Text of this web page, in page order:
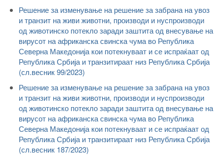
Решение за изменување на решение за забрана на увоз
и транзит на живи животни, производи и нуспроизводи
од животинско потекло заради заштита од внесување на
вирусот на африканска свинска чума во Република
Северна Македонија кои потекнуваат и се испраќаат од
Република Србија и транзитираат низ Република Србија
(сл.весник 99/2023)
Решение за изменување на решение за забрана на увоз
и транзит на живи животни, производи и нуспроизводи
од животинско потекло заради заштита од внесување на
вирусот на африканска свинска чума во Република
Северна Македонија кои потекнуваат и се испраќаат од
Република Србија и транзитираат низ Република Србија
(сл.весник 187/2023)